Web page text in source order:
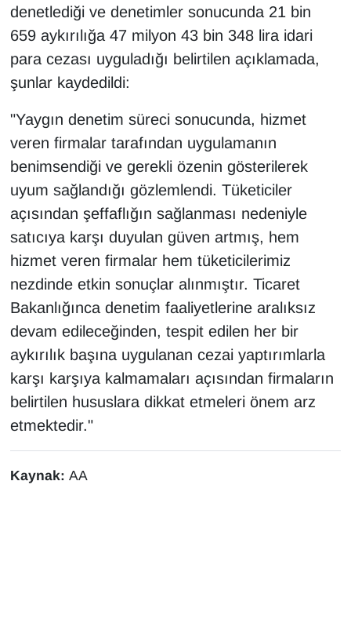
denetlediği ve denetimler sonucunda 21 bin
659 aykırılığa 47 milyon 43 bin 348 lira idari
para cezası uyguladığı belirtilen açıklamada,
şunlar kaydedildi:
"Yaygın denetim süreci sonucunda, hizmet
veren firmalar tarafından uygulamanın
benimsendiği ve gerekli özenin gösterilerek
uyum sağlandığı gözlemlendi. Tüketiciler
açısından şeffaflığın sağlanması nedeniyle
satıcıya karşı duyulan güven artmış, hem
hizmet veren firmalar hem tüketicilerimiz
nezdinde etkin sonuçlar alınmıştır. Ticaret
Bakanlığınca denetim faaliyetlerine aralıksız
devam edileceğinden, tespit edilen her bir
aykırılık başına uygulanan cezai yaptırımlarla
karşı karşıya kalmamaları açısından firmaların
belirtilen hususlara dikkat etmeleri önem arz
etmektedir."
Kaynak: AA